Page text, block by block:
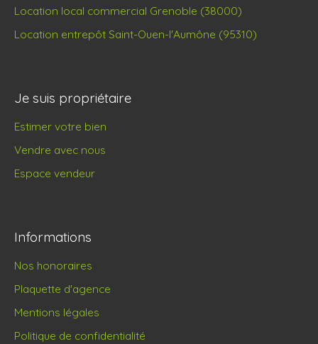
Location local commercial Grenoble (38000)
Location entrepôt Saint-Ouen-l'Aumône (95310)
Je suis propriétaire
Estimer votre bien
Vendre avec nous
Espace vendeur
Informations
Nos honoraires
Plaquette d'agence
Mentions légales
Politique de confidentialité